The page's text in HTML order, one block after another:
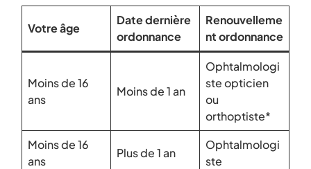
Votre âge
Date dernière
ordonnance
Renouvelleme
nt ordonnance
Moins de 16
ans
Moins de 1 an
Ophtalmologi
ste opticien
ou
orthoptiste*
Moins de 16
ans
Plus de 1 an
Ophtalmologi
ste